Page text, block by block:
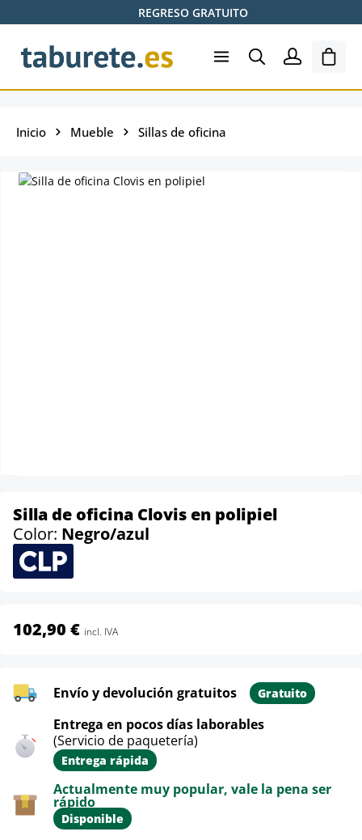
Saltar al contenido principalREGRESO GRATUITO
El
Inicio Mueble Sillas de oficina
Silla de oficina Clovis en polipiel
Color: Negro/azul
102,90 € incl. IVA
Envío y devolución gratuitos Gratuito
Entrega en pocos días laborables
(Servicio de paquetería)
Entrega rápida
Actualmente muy popular, vale la pena ser
rápido
Disponible